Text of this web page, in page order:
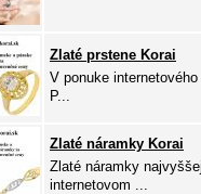
Zlaté prstene Korai
V ponuke
P...
Zlaté náramky Korai
Zlaté náramky
internetovom ...